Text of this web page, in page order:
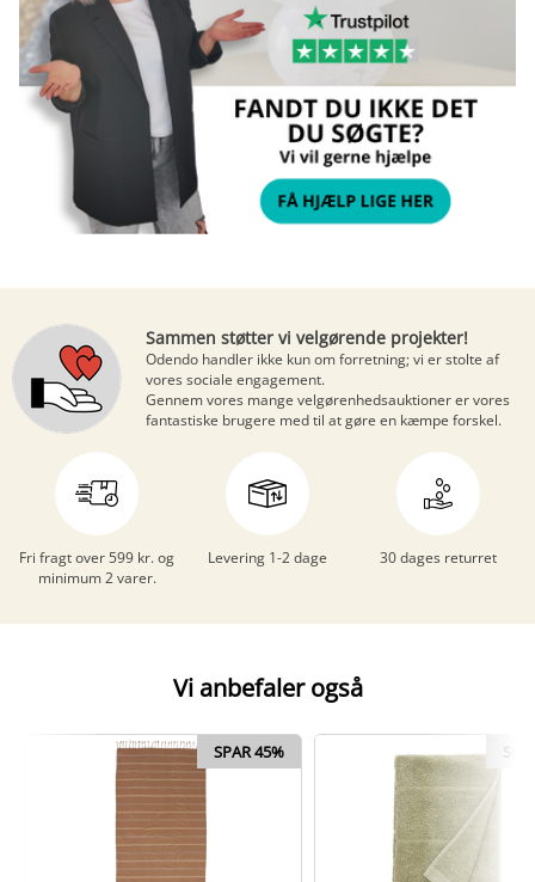
Fri fragt over 599 kr. og
minimum 2 varer.
Levering 1-2 dage 30 dages returret
Sammen støtter vi velgørende projekter!
Odendo handler ikke kun om forretning; vi er stolte af
vores sociale engagement.
Gennem vores mange velgørenhedsauktionerer vores
fantastiske brugere med til at gøre en kæmpe forskel.
Vi anbefaler også
SPAR 45%